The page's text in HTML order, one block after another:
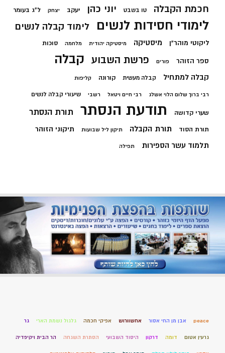
חכמת הקבלה טו בשבט יוני כהן יעקב יצחק ל"ג בעומר
לימודי חסידות לנשים לימוד קבלה לנשים
ליקוטי מוהר"ן מיסטיקה מיסטיקה יהודית מלחמה סוכות
ספר הזוהר פורים פרשת השבוע קבלה
קבלה למתחיל קבלה מעשית קורונה קליפות
רבי ברוך שלום הלוי אשלג רבי חיים ויטאל רשבי שיעורי קבלה לנשים
שערי קדושה תודעת הנסתר תורת הנסתר
תורת הסוד תורת הקבלה תיקון ליל שבועות תיקוני הזוהר
תלמוד עשר הספירות תפילה
peace אבן מן החי אסור אחשוורוש אפיקי חכמה גלגול נשמת הארי גר
גרעין אטום דומה דרקון היסוד השבועי הסתרת השגחה הר הבית ויקיפדיה